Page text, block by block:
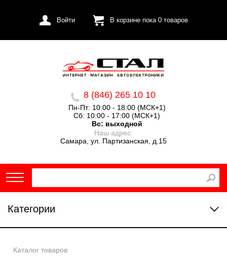
Войти В корзине пока 0товаров
8 (846) 265 10 10
Пн-Пт: 10:00 - 18:00 (МСК+1)
Сб: 10:00 - 17:00 (МСК+1)
Вс: выходной
Наш адрес:
Самара, ул. Партизанская, д.15
Категории
Каталог товаров